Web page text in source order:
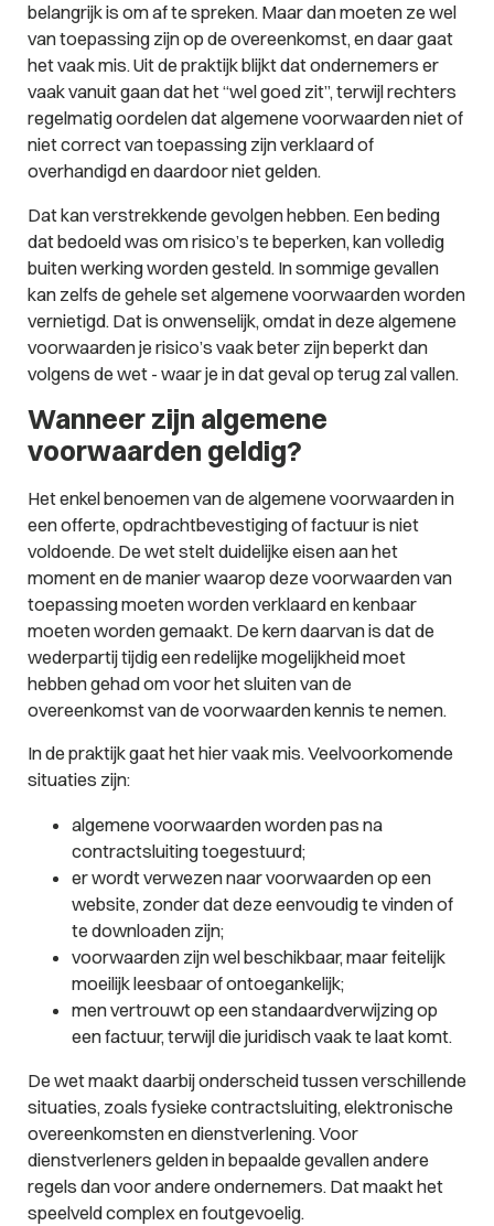
belangrijk is om af te spreken. Maar dan moeten ze wel
van toepassing zijn op de overeenkomst, en daar gaat
het vaak mis. Uit de praktijk blijkt dat ondernemers er
vaak vanuit gaan dat het “wel goed zit”, terwijl rechters
regelmatig oordelen dat algemene voorwaarden niet of
niet correct van toepassing zijn verklaard of
overhandigd en daardoor niet gelden.
Dat kan verstrekkende gevolgen hebben. Een beding
dat bedoeld was om risico’s te beperken, kan volledig
buiten werking worden gesteld. In sommige gevallen
kan zelfs de gehele set algemene voorwaarden worden
vernietigd. Dat is onwenselijk, omdat in deze algemene
voorwaarden je risico’s vaak beter zijn beperkt dan
volgens de wet - waar je in dat geval op terug zal vallen.
Wanneer zijn algemene
voorwaarden geldig?
Het enkel benoemen van de algemene voorwaarden in
een offerte, opdrachtbevestiging of factuur is niet
voldoende. De wet stelt duidelijke eisen aan het
moment en de manier waarop deze voorwaarden van
toepassing moeten worden verklaard en kenbaar
moeten worden gemaakt. De kern daarvan is dat de
wederpartij tijdig een redelijke mogelijkheid moet
hebben gehad om voor het sluiten van de
overeenkomst van de voorwaarden kennis te nemen.
In de praktijk gaat het hier vaak mis. Veelvoorkomende
situaties zijn:
algemene voorwaarden worden pas na
contractsluiting toegestuurd;
er wordt verwezen naar voorwaarden op een
website, zonder dat deze eenvoudig te vinden of
te downloaden zijn;
voorwaarden zijn wel beschikbaar, maar feitelijk
moeilijk leesbaar of ontoegankelijk;
men vertrouwt op een standaardverwijzing op
een factuur, terwijl die juridisch vaak te laat komt.
De wet maakt daarbij onderscheid tussen verschillende
situaties, zoals fysieke contractsluiting, elektronische
overeenkomsten en dienstverlening. Voor
dienstverleners gelden in bepaalde gevallen andere
regels dan voor andere ondernemers. Dat maakt het
speelveld complex en foutgevoelig.